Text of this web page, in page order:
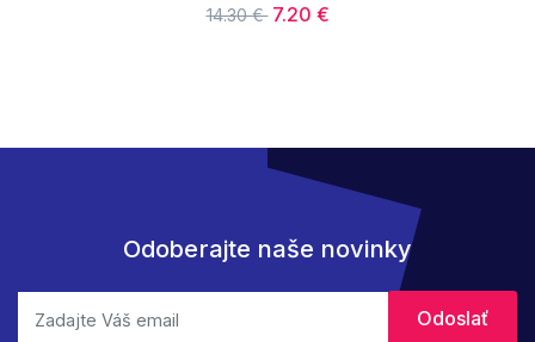
14.30 € 7.20 €
Odoberajte naše novinky